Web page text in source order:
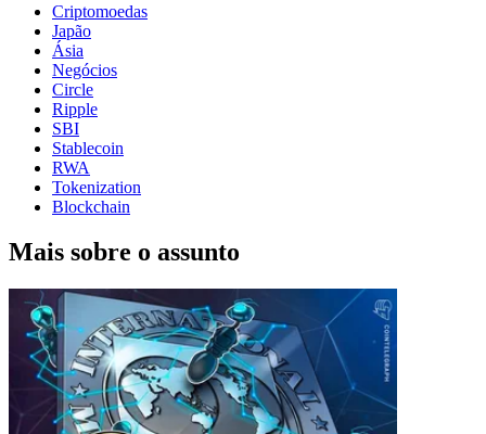
Criptomoedas
Japão
Ásia
Negócios
Circle
Ripple
SBI
Stablecoin
RWA
Tokenization
Blockchain
Mais sobre o assunto